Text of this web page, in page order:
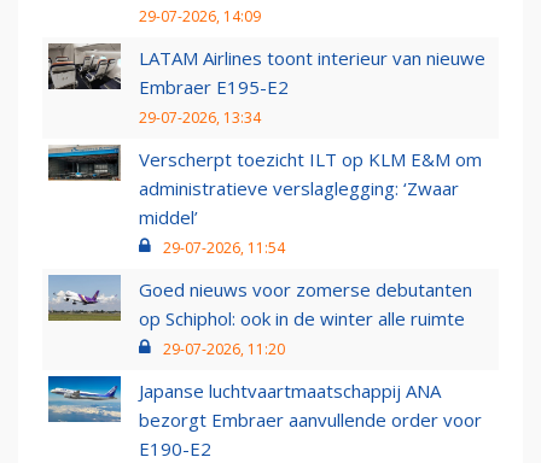
29-07-2026, 14:09
LATAM Airlines toont interieur van nieuwe
Embraer E195-E2
29-07-2026, 13:34
Verscherpt toezicht ILT op KLM E&M om
administratieve verslaglegging: ‘Zwaar
middel’
29-07-2026, 11:54
Goed nieuws voor zomerse debutanten
op Schiphol: ook in de winter alle ruimte
29-07-2026, 11:20
Japanse luchtvaartmaatschappij ANA
bezorgt Embraer aanvullende order voor
E190-E2